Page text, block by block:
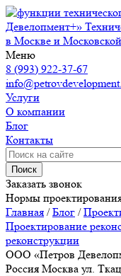
Девелопмент+»
в Москве и
Меню
8 (993) 922-37-67
Услуги
О компании
Блог
Контакты
Поиск
Заказать звонок
Нормы
Главная /Блог /
Проектирование
реконструкции
ООО «Петров
Россия Москва ул.